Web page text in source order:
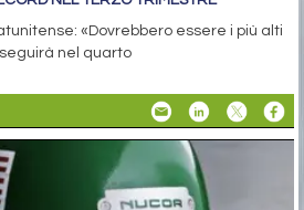
«Dovrebbero essere i più alti
nel quarto